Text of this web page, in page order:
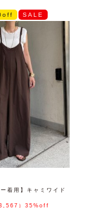
SALE
着用】キャミワイド
）35%off